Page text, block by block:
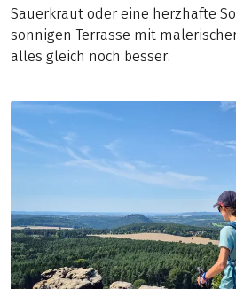
Sauerkraut oder eine herzhafte
sonnigen Terrasse mit
alles gleich noch besser.